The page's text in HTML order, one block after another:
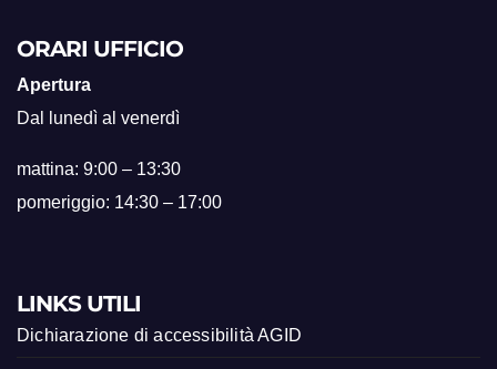
ORARI UFFICIO
Apertura
Dal lunedì al venerdì
mattina: 9:00 – 13:30
pomeriggio: 14:30 – 17:00
LINKS UTILI
Dichiarazione di accessibilità AGID